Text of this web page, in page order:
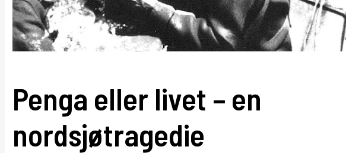
Penga eller livet – en
nordsjøtragedie